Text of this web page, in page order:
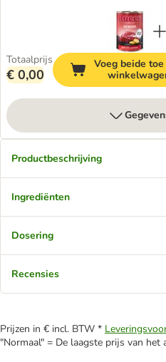
Totaalprijs
€ 0,00
Voeg beide
Productbeschrijving
Ingrediënten
Dosering
Recensies
Prijzen in € incl. BTW *
"Normaal" = De laagste prijs van